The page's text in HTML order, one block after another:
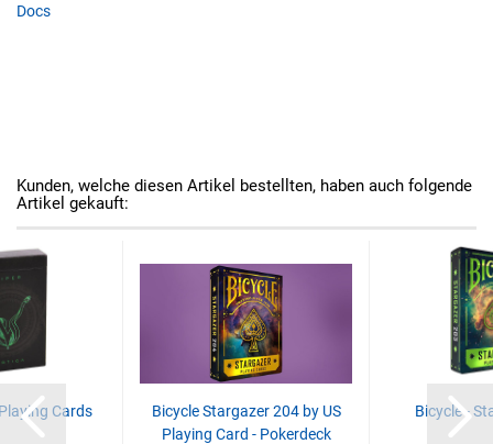
Docs
Kunden, welche diesen Artikel bestellten, haben auch folgende
Artikel gekauft:
Cards
Bicycle Stargazer 204 by US
Playing Card - Pokerdeck
Bicycle -